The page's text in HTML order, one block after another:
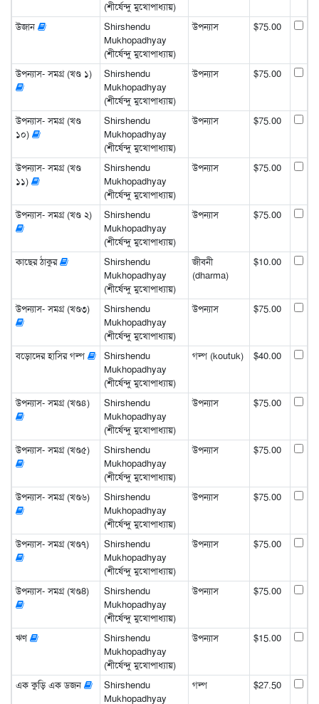
(শীর্ষেন্দু মুখোপাধ্যায়)
উজান
Shirshendu
Mukhopadhyay
(শীর্ষেন্দু মুখোপাধ্যায়)
উপন্যাস $75.00
উপন্যাস- সমগ্র (খণ্ড ১)
Shirshendu
Mukhopadhyay
(শীর্ষেন্দু মুখোপাধ্যায়)
উপন্যাস $75.00
উপন্যাস- সমগ্র (খণ্ড
১০)
Shirshendu
Mukhopadhyay
(শীর্ষেন্দু মুখোপাধ্যায়)
উপন্যাস $75.00
উপন্যাস- সমগ্র (খণ্ড
১১)
Shirshendu
Mukhopadhyay
(শীর্ষেন্দু মুখোপাধ্যায়)
উপন্যাস $75.00
উপন্যাস- সমগ্র (খণ্ড ২)
Shirshendu
Mukhopadhyay
(শীর্ষেন্দু মুখোপাধ্যায়)
উপন্যাস $75.00
কাছের ঠাকুর
Shirshendu
Mukhopadhyay
(শীর্ষেন্দু মুখোপাধ্যায়)
জীবনী
(dharma)
$10.00
উপন্যাস- সমগ্র (খণ্ড৩)
Shirshendu
Mukhopadhyay
(শীর্ষেন্দু মুখোপাধ্যায়)
উপন্যাস $75.00
বড়োদের হাসির গল্প
Shirshendu
Mukhopadhyay
(শীর্ষেন্দু মুখোপাধ্যায়)
গল্প (koutuk) $40.00
উপন্যাস- সমগ্র (খণ্ড৪)
Shirshendu
Mukhopadhyay
(শীর্ষেন্দু মুখোপাধ্যায়)
উপন্যাস $75.00
উপন্যাস- সমগ্র (খণ্ড৫)
Shirshendu
Mukhopadhyay
(শীর্ষেন্দু মুখোপাধ্যায়)
উপন্যাস $75.00
উপন্যাস- সমগ্র (খণ্ড৬)
Shirshendu
Mukhopadhyay
(শীর্ষেন্দু মুখোপাধ্যায়)
উপন্যাস $75.00
উপন্যাস- সমগ্র (খণ্ড৭)
Shirshendu
Mukhopadhyay
(শীর্ষেন্দু মুখোপাধ্যায়)
উপন্যাস $75.00
উপন্যাস- সমগ্র (খণ্ড8)
Shirshendu
Mukhopadhyay
(শীর্ষেন্দু মুখোপাধ্যায়)
উপন্যাস $75.00
ঋণ
Shirshendu
Mukhopadhyay
(শীর্ষেন্দু মুখোপাধ্যায়)
উপন্যাস $15.00
এক কুড়ি এক ডজন
Shirshendu
Mukhopadhyay
গল্প $27.50